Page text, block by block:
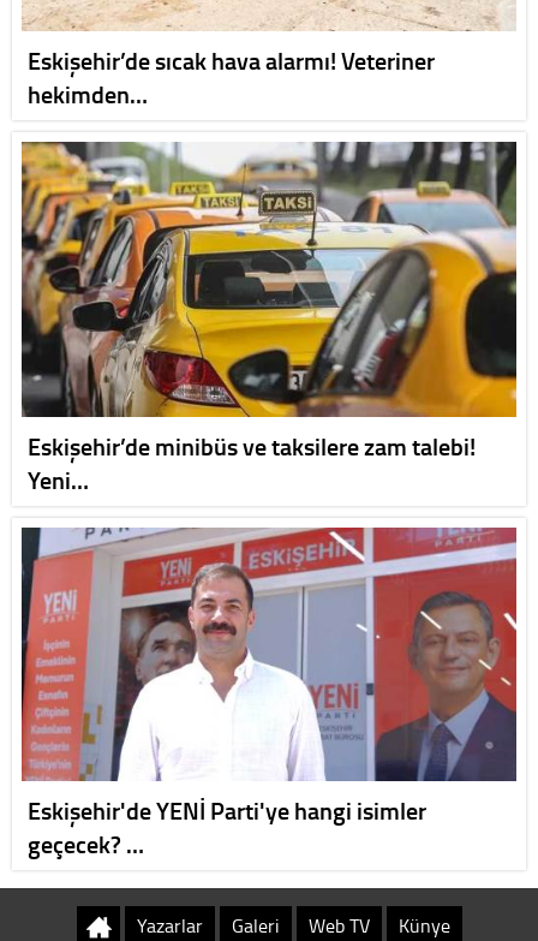
Eskişehir’de sıcak hava alarmı! Veteriner
hekimden…
Eskişehir’de minibüs ve taksilere zam talebi!
Yeni…
Eskişehir'de YENİ Parti'ye hangi isimler
geçecek? …
Yazarlar Galeri Web TV Künye